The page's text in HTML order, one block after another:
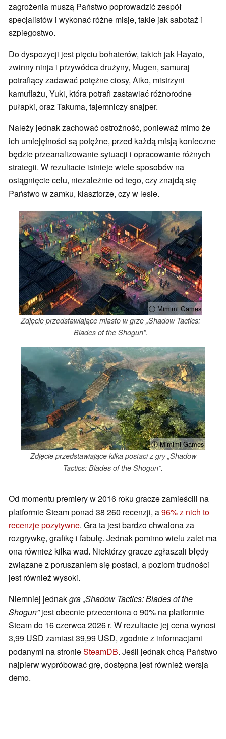
zagrożenia muszą Państwo poprowadzić zespół
specjalistów i wykonać różne misje, takie jak sabotaż i
szpiegostwo.
Do dyspozycji jest pięciu bohaterów, takich jak Hayato,
zwinny ninja i przywódca drużyny, Mugen, samuraj
potrafiący zadawać potężne ciosy, Aiko, mistrzyni
kamuflażu, Yuki, która potrafi zastawiać różnorodne
pułapki, oraz Takuma, tajemniczy snajper.
Należy jednak zachować ostrożność, ponieważ mimo że
ich umiejętności są potężne, przed każdą misją konieczne
będzie przeanalizowanie sytuacji i opracowanie różnych
strategii. W rezultacie istnieje wiele sposobów na
osiągnięcie celu, niezależnie od tego, czy znajdą się
Państwo w zamku, klasztorze, czy w lesie.
ⓘ Mimimi Games
Zdjęcie przedstawiające miasto w grze „Shadow Tactics:
Blades of the Shogun”.
ⓘ Mimimi Games
Zdjęcie przedstawiające kilka postaci z gry „Shadow
Tactics: Blades of the Shogun”.
Od momentu premiery w 2016 roku gracze zamieścili na
platformie Steam ponad 38 260 recenzji, a96% z nich to
recenzje pozytywne. Gra ta jest bardzo chwalona za
rozgrywkę, grafikę i fabułę. Jednak pomimo wielu zalet ma
ona również kilka wad. Niektórzy gracze zgłaszali błędy
związane z poruszaniem się postaci, a poziom trudności
jest również wysoki.
Niemniej jednakgra „Shadow Tactics: Blades of the
Shogun”jest obecnie przeceniona o 90% na platformie
Steam do 16 czerwca 2026 r. W rezultacie jej cena wynosi
3,99 USD zamiast 39,99 USD, zgodnie z informacjami
podanymi na stronieSteamDB. Jeśli jednak chcą Państwo
najpierw wypróbować grę, dostępna jest również wersja
demo.